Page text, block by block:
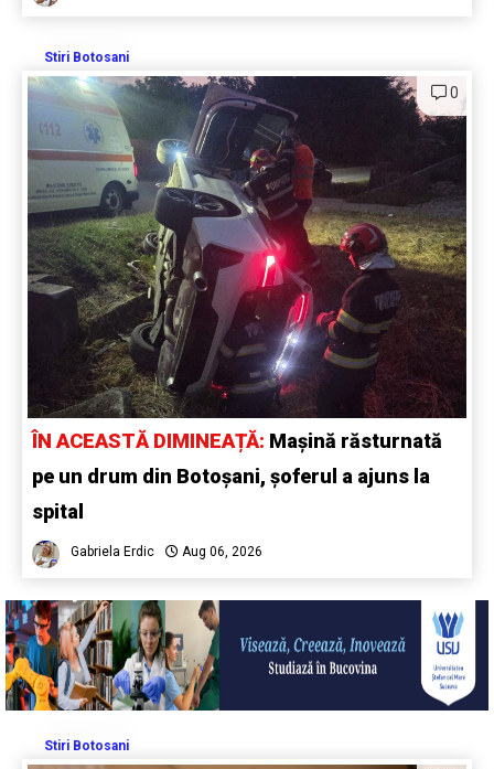
Stiri Botosani
0
ÎN ACEASTĂ DIMINEAȚĂ: Mașină răsturnată
pe un drum din Botoșani, șoferul a ajuns la
spital
Gabriela Erdic Aug 06, 2026
Stiri Botosani